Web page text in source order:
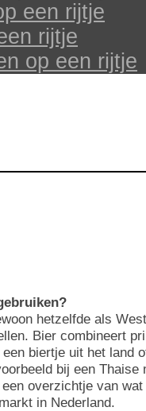
een rijtje
rijtje
op een rijtje
hetzelfde als
Bier combineert
biertje uit het land
bij een Thaise
overzichtje van
in Nederland.